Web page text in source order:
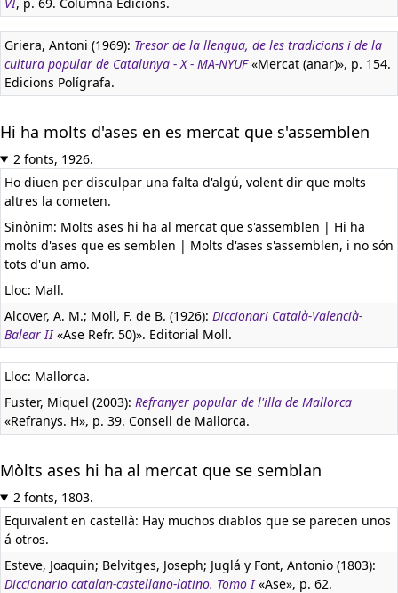
Griera, Antoni (1969): Tresor de la llengua, de les tradicions i de la
cultura popular de Catalunya - X - MA-NYUF«Mercat (anar)», p. 154.
Edicions Polígrafa.
Hi ha molts d'ases en es mercat que s'assemblen
2 fonts, 1926.
Ho diuen per disculpar una falta d'algú, volent dir que molts
altres la cometen.
Sinònim: Molts ases hi ha al mercat que s'assemblen | Hi ha
molts d'ases que es semblen | Molts d'ases s'assemblen, i no són
tots d'un amo.
Lloc: Mall.
Alcover, A. M.; Moll, F. de B. (1926): Diccionari Català-Valencià-
Balear II«Ase Refr. 50)». Editorial Moll.
Lloc: Mallorca.
Fuster, Miquel (2003): Refranyer popular de l'illa de Mallorca
«Refranys. H», p. 39. Consell de Mallorca.
Mòlts ases hi ha al mercat que se semblan
2 fonts, 1803.
Equivalent en castellà: Hay muchos diablos que se parecen unos
á otros.
Esteve, Joaquin; Belvitges, Joseph; Juglá y Font, Antonio (1803):
Diccionario catalan-castellano-latino. Tomo I«Ase», p. 62.